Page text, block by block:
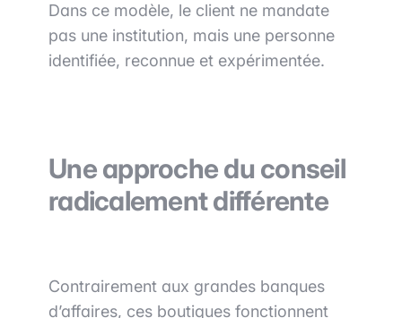
Dans ce modèle, le client ne mandate
pas une institution, mais une personne
identifiée, reconnue et expérimentée.
Une approche du conseil
radicalement différente
Contrairement aux grandes banques
d’affaires, ces boutiques fonctionnent